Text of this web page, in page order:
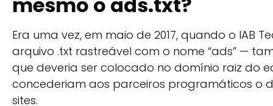
Era uma vez, em maio de 2017, quando o IAB
arquivo .txt rastreável com o nome “ads” —
que deveria ser colocado no domínio raiz do
concederiam aos parceiros programáticos o
sites.